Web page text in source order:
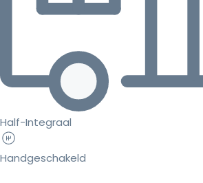
Half-Integraal
Handgeschakeld